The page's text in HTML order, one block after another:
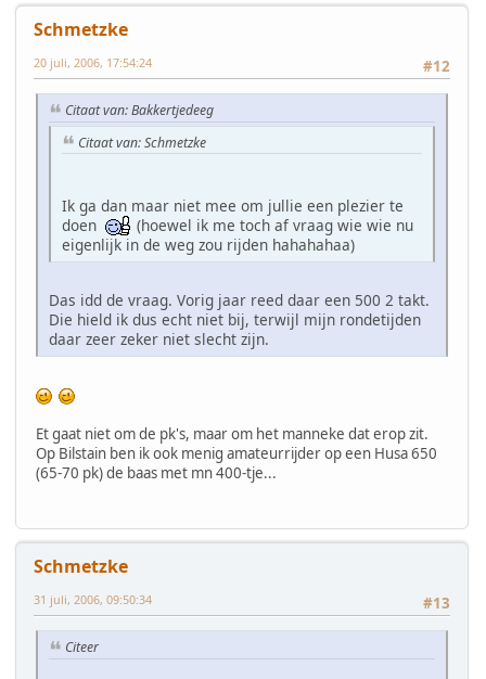
Schmetzke
#12
20 juli, 2006, 17:54:24
Citaat van: Bakkertjedeeg
Citaat van: Schmetzke
Ik ga dan maar niet mee om jullie een plezier te
doen
(hoewel ik me toch af vraag wie wie nu
eigenlijk in de weg zou rijden hahahahaa)
Das idd de vraag. Vorig jaar reed daar een 500 2 takt.
Die hield ik dus echt niet bij, terwijl mijn rondetijden
daar zeer zeker niet slecht zijn.
Et gaat niet om de pk's, maar om het manneke dat erop zit.
Op Bilstain ben ik ook menig amateurrijder op een Husa 650
(65-70 pk) de baas met mn 400-tje...
Schmetzke
#13
31 juli, 2006, 09:50:34
Citeer